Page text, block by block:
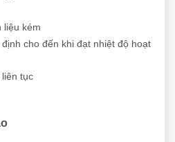
liệu kém
cho đến khi đạt nhiệt độ hoạt
tục